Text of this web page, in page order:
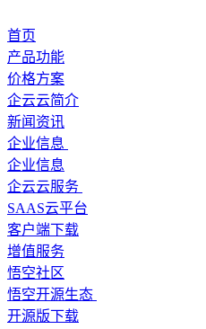
首页
产品功能
价格方案
企云云简介
新闻资讯
企业信息
企业信息
企云云服务
SAAS云平台
客户端下载
增值服务
悟空社区
悟空开源生态
开源版下载